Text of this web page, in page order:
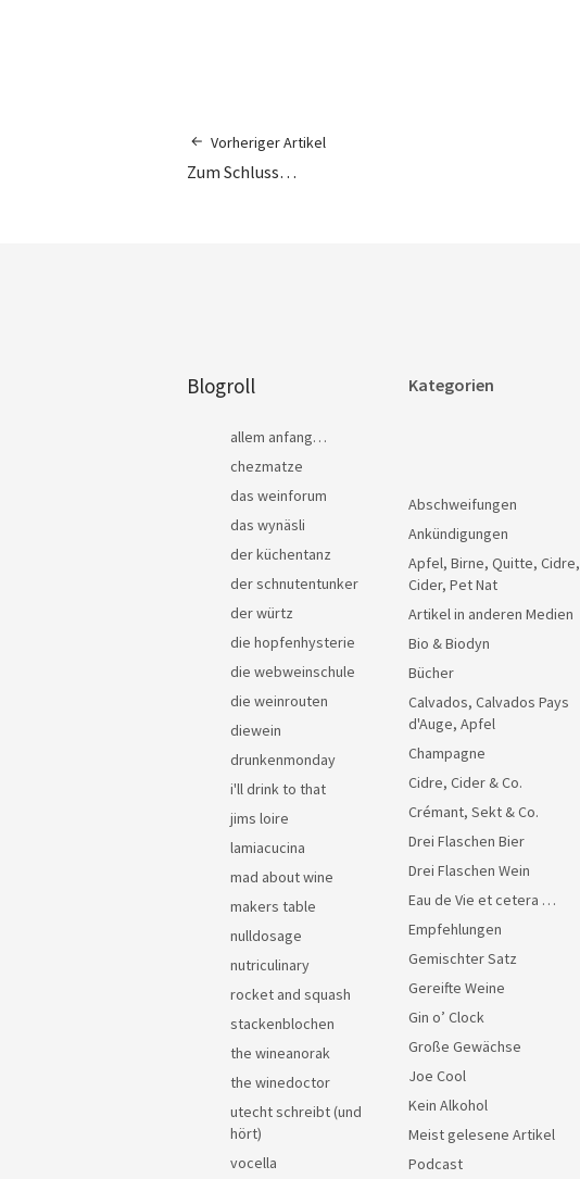
Vorheriger Artikel
Zum Schluss…
Blogroll
allem anfang…
chezmatze
das weinforum
das wynäsli
der küchentanz
der schnutentunker
der würtz
die hopfenhysterie
die webweinschule
die weinrouten
diewein
drunkenmonday
i'll drink to that
jims loire
lamiacucina
mad about wine
makers table
nulldosage
nutriculinary
rocket and squash
stackenblochen
the wineanorak
the winedoctor
utecht schreibt (und
hört)
vocella
Kategorien
Abschweifungen
Ankündigungen
Apfel, Birne, Quitte, Cidre,
Cider, Pet Nat
Artikel in anderen Medien
Bio & Biodyn
Bücher
Calvados, Calvados Pays
d'Auge, Apfel
Champagne
Cidre, Cider & Co.
Crémant, Sekt & Co.
Drei Flaschen Bier
Drei Flaschen Wein
Eau de Vie et cetera …
Empfehlungen
Gemischter Satz
Gereifte Weine
Gin o’ Clock
Große Gewächse
Joe Cool
Kein Alkohol
Meist gelesene Artikel
Podcast